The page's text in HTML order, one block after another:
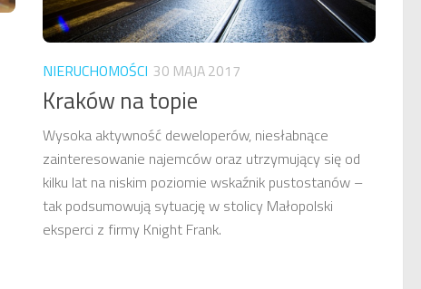
NIERUCHOMOŚCI 30 MAJA 2017
Kraków na topie
Wysoka aktywność deweloperów, niesłabnące
zainteresowanie najemców oraz utrzymujący się od
kilku lat na niskim poziomie wskaźnik pustostanów –
tak podsumowują sytuację w stolicy Małopolski
eksperci z firmy Knight Frank.